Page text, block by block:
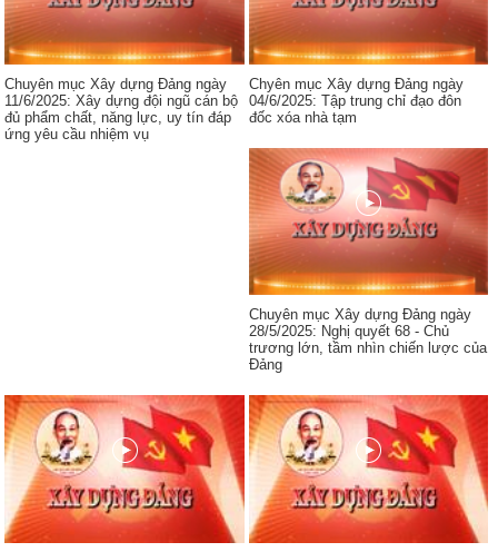
Chuyên mục Xây dựng Đảng ngày
11/6/2025: Xây dựng đội ngũ cán bộ
đủ phẩm chất, năng lực, uy tín đáp
ứng yêu cầu nhiệm vụ
Chyên mục Xây dựng Đảng ngày
04/6/2025: Tập trung chỉ đạo đôn
đốc xóa nhà tạm
Chuyên mục Xây dựng Đảng ngày
28/5/2025: Nghị quyết 68 - Chủ
trương lớn, tầm nhìn chiến lược của
Đảng